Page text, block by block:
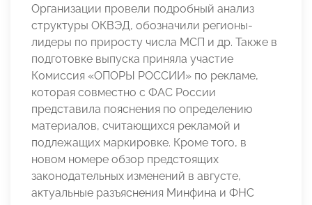
Организации провели подробный анализ
структуры ОКВЭД, обозначили регионы-
лидеры по приросту числа МСП и др. Также в
подготовке выпуска приняла участие
Комиссия «ОПОРЫ РОССИИ» по рекламе,
которая совместно с ФАС России
представила пояснения по определению
материалов, считающихся рекламой и
подлежащих маркировке. Кроме того, в
новом номере обзор предстоящих
законодательных изменений в августе,
актуальные разъяснения Минфина и ФНС